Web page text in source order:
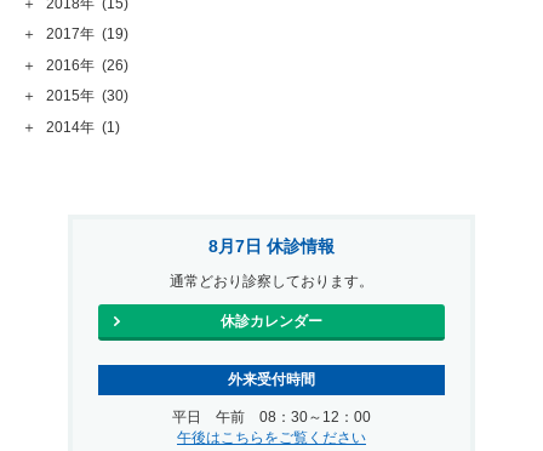
＋ 2018年 (15)
＋
2017年 (19)
＋
2016年 (26)
＋
2015年 (30)
＋
2014年 (1)
8月7日 休診情報
通常どおり診察しております。
休診カレンダー
外来受付時間
平日 午前 08：30～12：00
午後はこちらをご覧ください